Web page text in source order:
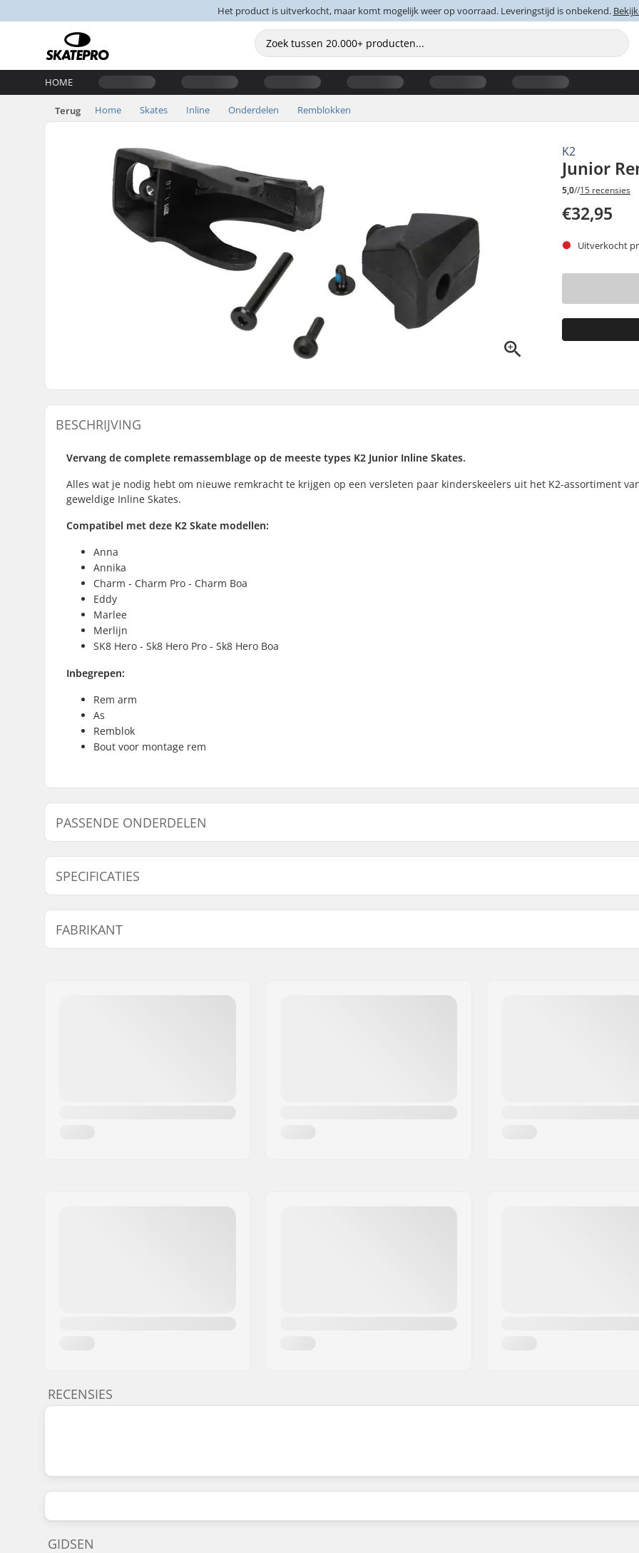
Het product is uitverkocht, maar komt mogelijk weer op voorraad. Leveringstijd is onbekend.
HOME
Terug Home Skates Inline Onderdelen Remblokken
K2
Junior
5,0//15 recensies
€32,95
Uitverkocht
BESCHRIJVING
Vervang de complete remassemblage op de meeste types K2 Junior Inline Skates.
Alles wat je nodig hebt om nieuwe remkracht te krijgen op een versleten paar kinderskeelers uit het K2-assortiment
geweldige Inline Skates.
Compatibel met deze K2 Skate modellen:
Anna
Annika
Charm - Charm Pro - Charm Boa
Eddy
Marlee
Merlijn
SK8 Hero - Sk8 Hero Pro - Sk8 Hero Boa
Inbegrepen:
Rem arm
As
Remblok
Bout voor montage rem
PASSENDE ONDERDELEN
Vind producten die samen gaan met K2 Junior Remblok Skeelers:
SPECIFICATIES
As: Inclusief Brake mounting bolt:
FABRIKANT
RECENSIES
GIDSEN